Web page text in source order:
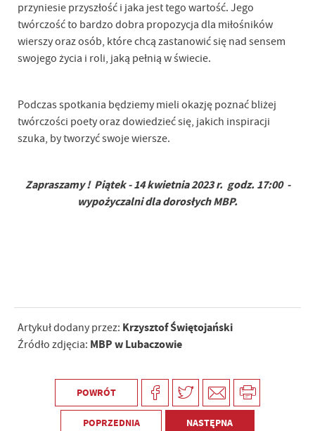
przyniesie przyszłość i jaka jest tego wartość. Jego
twórczość to bardzo dobra propozycja dla miłośników
wierszy oraz osób, które chcą zastanowić się nad sensem
swojego życia i roli, jaką pełnią w świecie.
Podczas spotkania będziemy mieli okazję poznać bliżej
twórczości poety oraz dowiedzieć się, jakich inspiracji
szuka, by tworzyć swoje wiersze.
Zapraszamy ! Piątek - 14 kwietnia 2023 r. godz. 17:00 -
wypożyczalni dla dorosłych MBP.
Artykuł dodany przez: Krzysztof Świętojański
Źródło zdjęcia: MBP w Lubaczowie
POWRÓT
POPRZEDNIA NASTĘPNA